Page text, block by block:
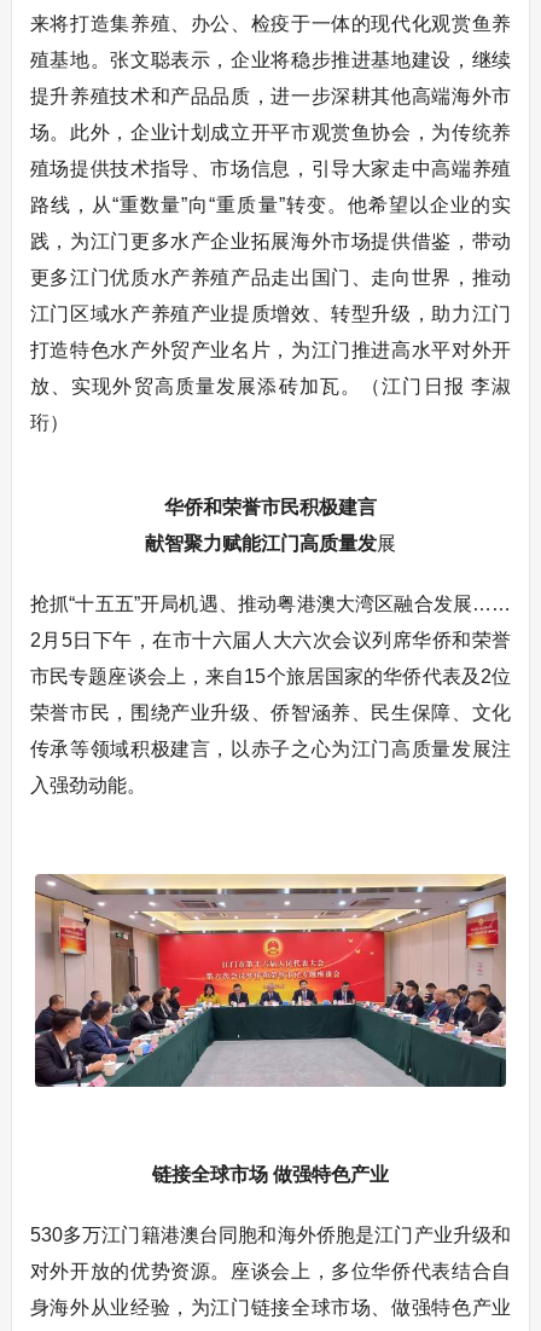
来将打造集养殖、办公、检疫于一体的现代化观赏鱼养
殖基地。张文聪表示，企业将稳步推进基地建设，继续
提升养殖技术和产品品质，进一步深耕其他高端海外市
场。此外，企业计划成立开平市观赏鱼协会，为传统养
殖场提供技术指导、市场信息，引导大家走中高端养殖
路线，从“重数量”向“重质量”转变。他希望以企业的实
践，为江门更多水产企业拓展海外市场提供借鉴，带动
更多江门优质水产养殖产品走出国门、走向世界，推动
江门区域水产养殖产业提质增效、转型升级，助力江门
打造特色水产外贸产业名片，为江门推进高水平对外开
放、实现外贸高质量发展添砖加瓦。（江门日报 李淑
珩）
华侨和荣誉市民积极建言
献智聚力赋能江门高质量发展
抢抓“十五五”开局机遇、推动粤港澳大湾区融合发展……
2月5日下午，在市十六届人大六次会议列席华侨和荣誉
市民专题座谈会上，来自15个旅居国家的华侨代表及2位
荣誉市民，围绕产业升级、侨智涵养、民生保障、文化
传承等领域积极建言，以赤子之心为江门高质量发展注
入强劲动能。
链接全球市场 做强特色产业
530多万江门籍港澳台同胞和海外侨胞是江门产业升级和
对外开放的优势资源。座谈会上，多位华侨代表结合自
身海外从业经验，为江门链接全球市场、做强特色产业